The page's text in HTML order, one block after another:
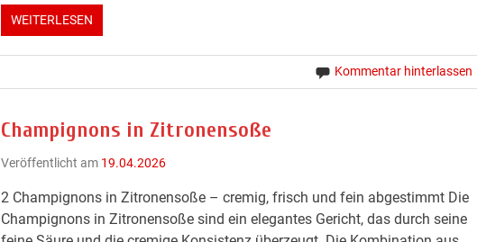
WEITERLESEN
Kommentar hinterlassen
Champignons in Zitronensoße
Veröffentlicht am 19.04.2026
2 Champignons in Zitronensoße – cremig, frisch und fein abgestimmt Die
Champignons in Zitronensoße sind ein elegantes Gericht, das durch seine